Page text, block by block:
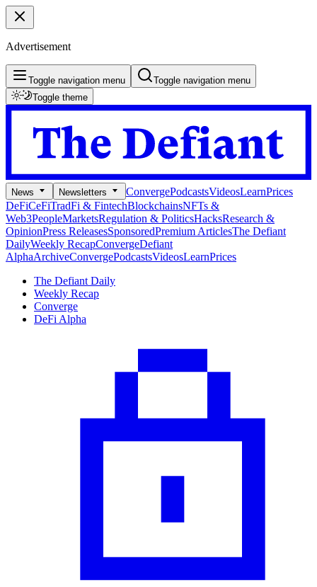
Advertisement
Toggle navigation menu
Toggle navigation menu
Toggle theme
News Newsletters ConvergePodcastsVideosLearnPrices
DeFiCeFiTradFi & FintechBlockchainsNFTs &
Web3PeopleMarketsRegulation & PoliticsHacksResearch &
OpinionPress ReleasesSponsoredPremium ArticlesThe Defiant
DailyWeekly RecapConvergeDefiant
AlphaArchiveConvergePodcastsVideosLearnPrices
The Defiant Daily
Weekly Recap
Converge
DeFi Alpha